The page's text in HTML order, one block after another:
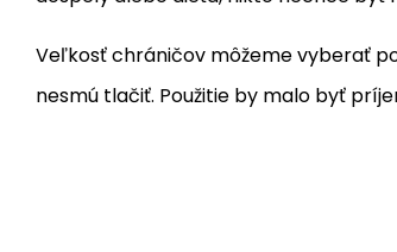
Veľkosť chráničov môžeme vyberať
nesmú tlačiť. Použitie by malo byť